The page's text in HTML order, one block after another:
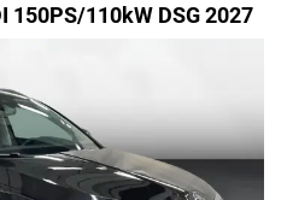
150PS/110kW DSG 2027